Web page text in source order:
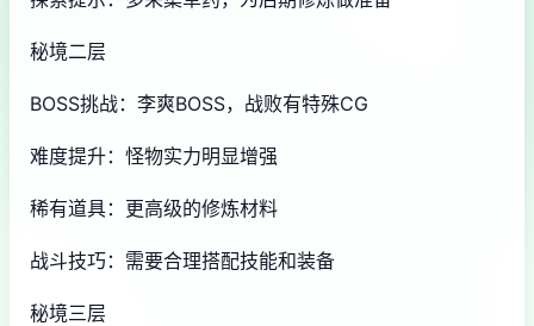
秘境二层
BOSS挑战：李爽BOSS，战败有特殊CG
难度提升：怪物实力明显增强
稀有道具：更高级的修炼材料
战斗技巧：需要合理搭配技能和装备
秘境三层